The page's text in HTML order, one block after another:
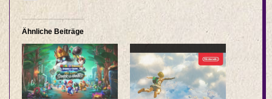
Ähnliche Beiträge